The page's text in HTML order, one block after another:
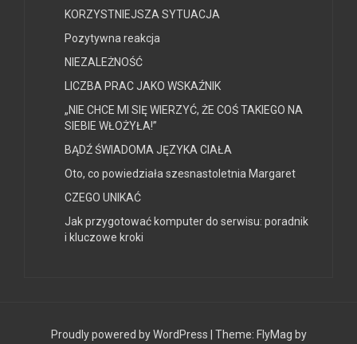
KORZYSTNIEJSZA SYTUACJA
Pozytywna reakcja
NIEZALEŻNOŚĆ
LICZBA PRAC JAKO WSKAŹNIK
„NIE CHCE MI SIĘ WIERZYĆ, ŻE COŚ TAKIEGO NA
SIEBIE WŁOŻYŁA!”
BĄDŹ ŚWIADOMA JĘZYKA CIAŁA
Oto, co powiedziała szesnastoletnia Margaret
CZEGO UNIKAĆ
Jak przygotować komputer do serwisu: poradnik
i kluczowe kroki
Proudly powered by WordPress Theme: FlyMag by